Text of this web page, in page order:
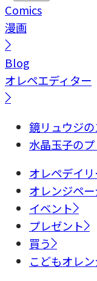
Comics
漫画
Blog
オレペエディター
鏡リュウジ
水晶玉子の
オレペデイリ
オレンジペ
イベント
プレゼント
買う
こどもオレ